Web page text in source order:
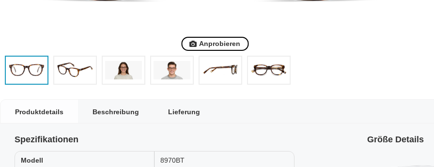
Anprobieren
Produktdetails Beschreibung Lieferung
Spezifikationen
Modell 8970BT
Größe Details